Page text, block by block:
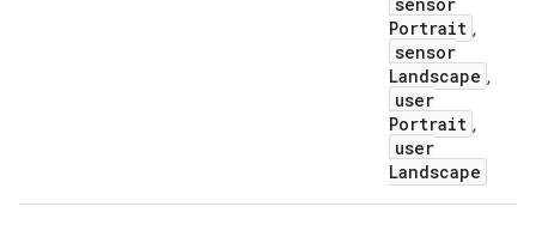
Portrait ,
sensor
Landscape ,
user
Portrait ,
user
Landscape